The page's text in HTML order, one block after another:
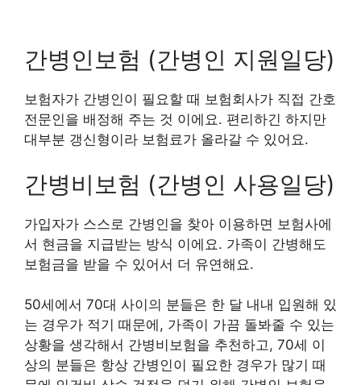
간병인보험 (간병인 지원일당)
보험자가 간병인이 필요할 때 보험회사가 직접 간호
전문인을 배정해 주는 것 이에요. 편리하긴 하지만
대부분 갱신형이라 보험료가 올라갈 수 있어요.
간병비보험 (간병인 사용일당)
가입자가 스스로 간병인을 찾아 이용하면 보험사에
서 현금을 지급받는 방식 이에요. 가족이 간병해도
보험금을 받을 수 있어서 더 유연해요.
50세에서 70대 사이의 분들은 한 달 내내 입원해 있
는 경우가 적기 때문에, 가족이 가끔 돌봐줄 수 있는
상황을 생각해서 간병비보험을 추천하고, 70세 이
상의 분들은 항상 간병인이 필요한 경우가 많기 때